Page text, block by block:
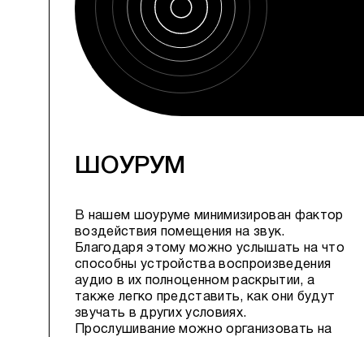
ШОУРУМ
В нашем шоуруме минимизирован фактор
воздействия помещения на звук.
Благодаря этому можно услышать на что
способны устройства воспроизведения
аудио в их полноценном раскрытии, а
также легко представить, как они будут
звучать в других условиях.
Прослушивание можно организовать на